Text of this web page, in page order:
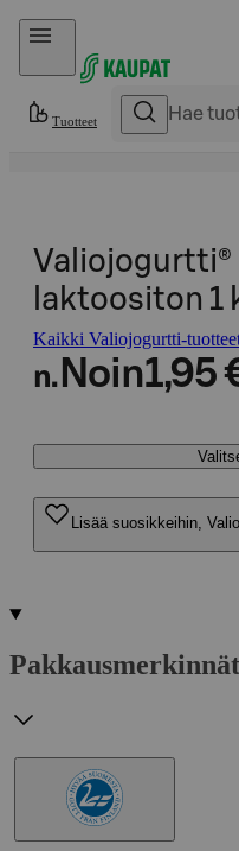
Hyppää sisältöön
Tuotteet
laktoositon 1
Kaikki Valiojogurtti-
n. Noin1,95
Lisää suosikkeihin,
Pakkausmerkinnät